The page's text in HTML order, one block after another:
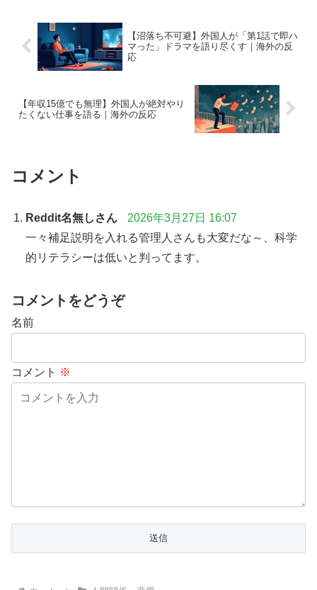
【沼落ち不可避】外国人が「第1話で即ハ
マった」ドラマを語り尽くす｜海外の反
応
【年収15億でも無理】外国人が絶対やり
たくない仕事を語る｜海外の反応
コメント
Reddit名無しさん
2026年3月27日 16:07
一々補足説明を入れる管理人さんも大変だな～、科学
的リテラシーは低いと判ってます。
コメントをどうぞ
名前
コメント ※